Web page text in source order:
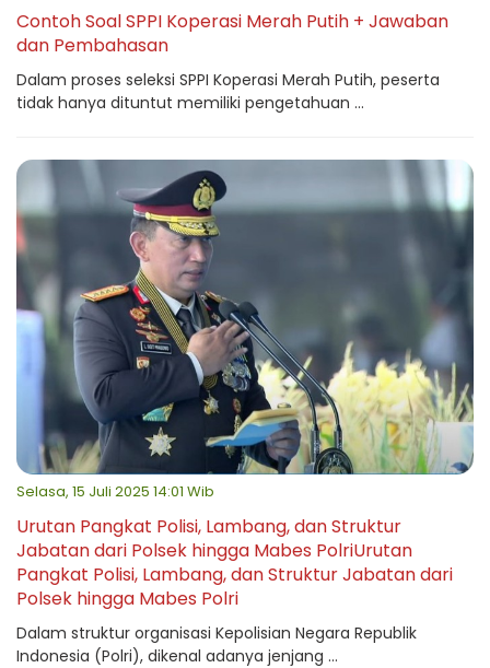
Contoh Soal SPPI Koperasi Merah Putih + Jawaban
dan Pembahasan
Dalam proses seleksi SPPI Koperasi Merah Putih, peserta
tidak hanya dituntut memiliki pengetahuan ...
Selasa, 15 Juli 2025 14:01 Wib
Urutan Pangkat Polisi, Lambang, dan Struktur
Jabatan dari Polsek hingga Mabes PolriUrutan
Pangkat Polisi, Lambang, dan Struktur Jabatan dari
Polsek hingga Mabes Polri
Dalam struktur organisasi Kepolisian Negara Republik
Indonesia (Polri), dikenal adanya jenjang ...